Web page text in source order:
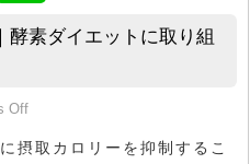
素ダイエットに取り組
Offon パーソナルトレーニング｜酵
摂取カロリーを抑制するこ